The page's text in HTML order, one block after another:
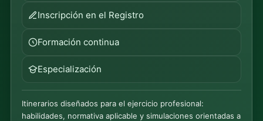
Inscripción en el Registro
Formación continua
Especialización
Itinerarios diseñados para el ejercicio profesional:
habilidades, normativa aplicable y simulaciones orientadas a